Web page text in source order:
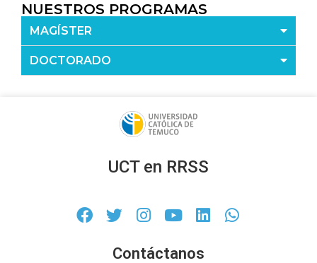
NUESTROS PROGRAMAS
MAGÍSTER
DOCTORADO
UCT en RRSS
Contáctanos